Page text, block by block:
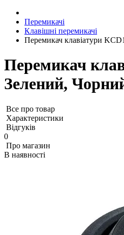
Перемикачі
Клавішні перемикачі
Перемикач клавіатури
Перемикач
Зелений,
Все про товар
Характеристики
Відгуків
0
Про магазин
В наявності